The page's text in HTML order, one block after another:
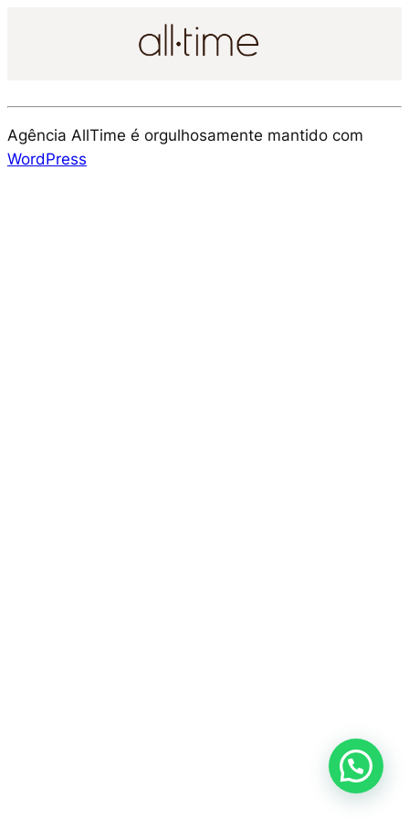
Agência AllTime é orgulhosamente mantido com
WordPress